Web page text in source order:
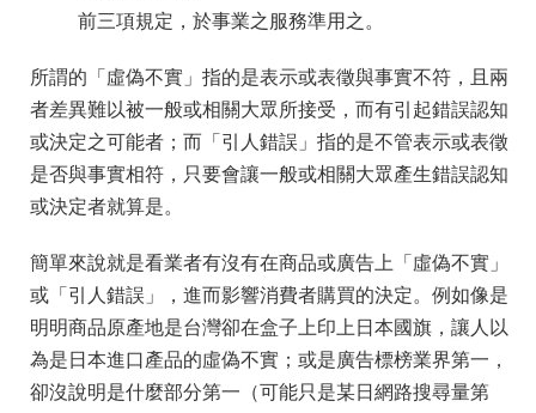
前三項規定，於事業之服務準用之。
所謂的「虛偽不實」指的是表示或表徵與事實不符，且兩
者差異難以被一般或相關大眾所接受，而有引起錯誤認知
或決定之可能者；而「引人錯誤」指的是不管表示或表徵
是否與事實相符，只要會讓一般或相關大眾產生錯誤認知
或決定者就算是。
簡單來說就是看業者有沒有在商品或廣告上「虛偽不實」
或「引人錯誤」，進而影響消費者購買的決定。例如像是
明明商品原產地是台灣卻在盒子上印上日本國旗，讓人以
為是日本進口產品的虛偽不實；或是廣告標榜業界第一，
卻沒說明是什麼部分第一（可能只是某日網路搜尋量第